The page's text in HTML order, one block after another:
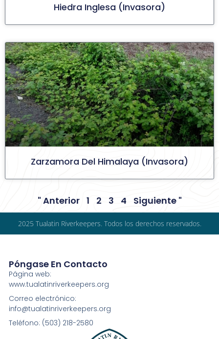
Hiedra Inglesa (invasora)
Zarzamora Del Himalaya (invasora)
" Anterior 1 2 3 4 Siguiente "
2025 Tualatin Riverkeepers. Todos los derechos reservados.
Póngase En Contacto
Página web:
www.tualatinriverkeepers.org
Correo electrónico:
info@tualatinriverkeepers.org
Teléfono: (503) 218-2580